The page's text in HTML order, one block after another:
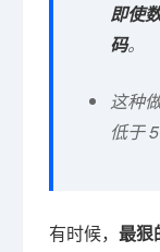
即使
码。
这种
低于
有时候， 最狠